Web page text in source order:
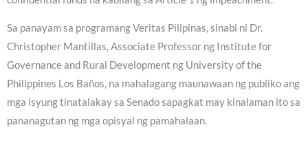
Sa panayam sa programang Veritas Pilipinas, sinabi ni Dr.
Christopher Mantillas, Associate Professor ng Institute for
Governance and Rural Development ng University of the
Philippines Los Baños, na mahalagang maunawaan ng publiko ang
mga isyung tinatalakay sa Senado sapagkat may kinalaman ito sa
pananagutan ng mga opisyal ng pamahalaan.